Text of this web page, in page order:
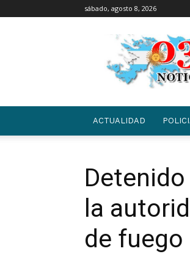
sábado, agosto 8, 2026
ACTUALIDAD
la
de fuego